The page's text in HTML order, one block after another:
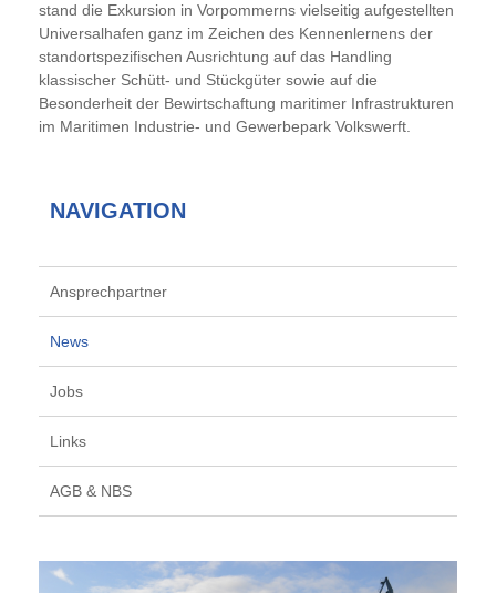
stand die Exkursion in Vorpommerns vielseitig aufgestellten
Universalhafen ganz im Zeichen des Kennenlernens der
standortspezifischen Ausrichtung auf das Handling
klassischer Schütt- und Stückgüter sowie auf die
Besonderheit der Bewirtschaftung maritimer Infrastrukturen
im Maritimen Industrie- und Gewerbepark Volkswerft.
NAVIGATION
Ansprechpartner
News
Jobs
Links
AGB & NBS